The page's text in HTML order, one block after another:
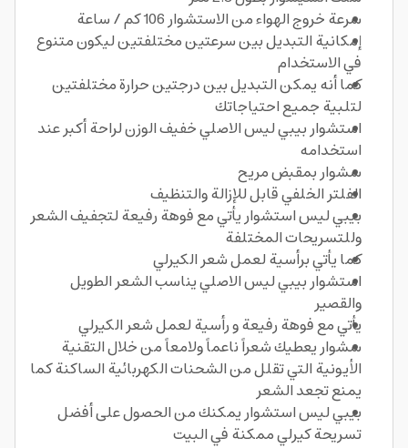
سرعة خروج الهواء من الاستشوار 106 كم / ساعة
إمكانية التبديل بين سرعتين مختلفتين ليكون متنوع
في الاستخدام
كما أنه يمكن التبديل بين درجتين حرارة مختلفتين
لتلبية جميع احتياجاتك
استشوار بيبي ليس الاصلي خفيف الوزن لراحة أكبر عند
استخدامه
سشوار بمقبض مريح
الفلتر الخلفي قابل للإزالة والتنظيف
بيبي ليس استشوار يأتي مع فوهة رفيعة لتجفيف الشعر
وللتسريحات المختلفة
كما يأتي برأسية لعمل شعر الكيرلي
استشوار بيبي ليس الاصلي يناسب الشعر الطويل
والقصير
يأتي مع فوهة رفيعة و رأسية لعمل شعر الكيرلي
سشوار يعطيك شعراً ناعماً ولامعاً من خلال التقنية
الأيونية التي تقلل من الشحنات الكهربائية الساكنة كما
يمنع تجعد الشعر
بيبي ليس استشوار يمكنك من الحصول على أفضل
تسريحة كيرلي ممكنة في البيت